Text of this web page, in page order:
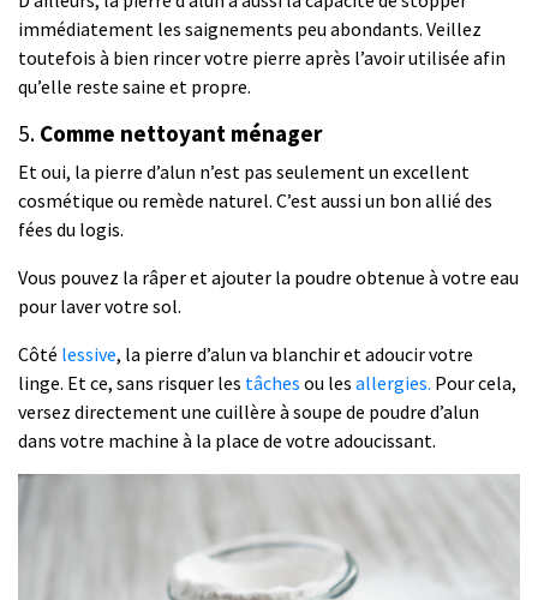
immédiatement les saignements peu abondants. Veillez
toutefois à bien rincer votre pierre après l’avoir utilisée afin
qu’elle reste saine et propre.
5. Comme nettoyant ménager
Et oui, la pierre d’alun n’est pas seulement un excellent
cosmétique ou remède naturel. C’est aussi un bon allié des
fées du logis.
Vous pouvez la râper et ajouter la poudre obtenue à votre eau
pour laver votre sol.
Côté lessive, la pierre d’alun va blanchir et adoucir votre
linge. Et ce, sans risquer les tâches ou les allergies. Pour cela,
versez directement une cuillère à soupe de poudre d’alun
dans votre machine à la place de votre adoucissant.